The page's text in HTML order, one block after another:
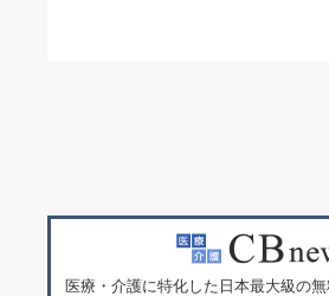
医療・介護に特化した日本最大級の無